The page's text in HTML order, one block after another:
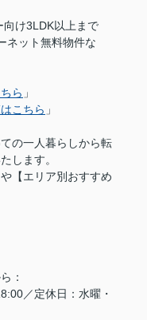
け3LDK以上まで
ネット無料物件な
ら 」
こちら 」
の一人暮らしから転
します。
【エリア別おすすめ
：
／定休日：水曜・